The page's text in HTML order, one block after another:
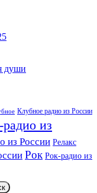
души
Клубное радио из России
из
из России Релакс
Рок Рок-радио из